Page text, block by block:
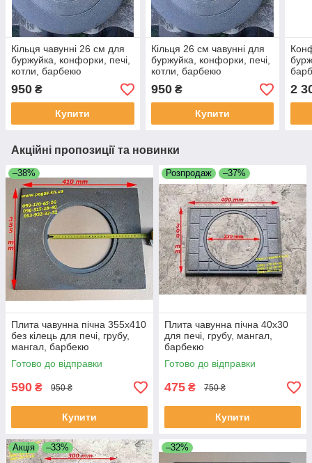
Кільця чавунні 26 см для
буржуйка, конфорки, печі,
котли, барбекю
950 ₴
Купити
Кільця 26 см чавунні для
буржуйка, конфорки, печі,
котли, барбекю
950₴
Купити
2
Акційні пропозиції та новинки
–38%
Плита чавунна пічна 355х410
без кілець для печі, грубу,
мангал, барбекю
Готово до відправки
590 ₴ 950 ₴
Купити
Розпродаж –37%
Плита чавунна пічна 40х30
для печі, грубу, мангал,
барбекю
Готово до відправки
475 ₴ 750 ₴
Купити
Акція –33% –32%